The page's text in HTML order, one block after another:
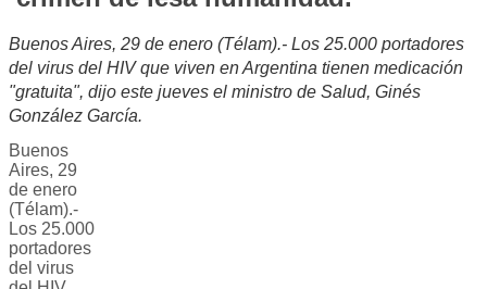
Buenos Aires, 29 de enero (Télam).- Los 25.000 portadores
del virus del HIV que viven en Argentina tienen medicación
"gratuita", dijo este jueves el ministro de Salud, Ginés
González García.
Buenos
Aires, 29
de enero
(Télam).-
Los 25.000
portadores
del virus